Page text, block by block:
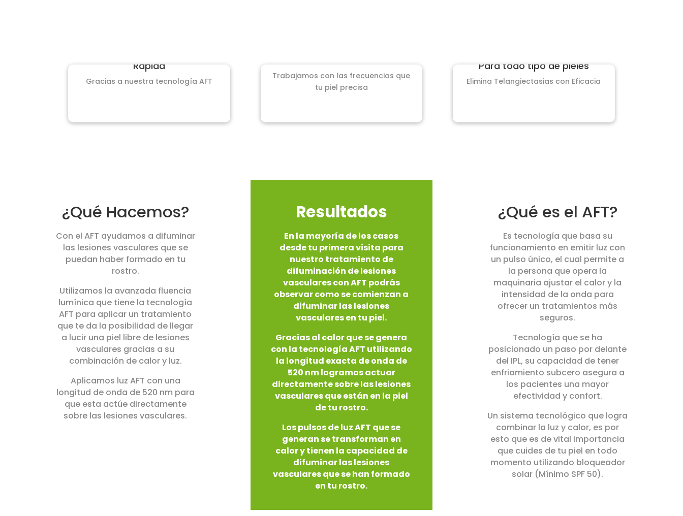
Rápida
Gracias a nuestra tecnología AFT
Trabajamos con las frecuencias que
tu piel precisa
Para todo tipo de pieles
Elimina Telangiectasias con Eficacia
¿Qué Hacemos?
Con el AFT ayudamos a difuminar
las lesiones vasculares que se
puedan haber formado en tu
rostro.
Utilizamos la avanzada fluencia
lumínica que tiene la tecnología
AFT para aplicar un tratamiento
que te da la posibilidad de llegar
a lucir una piel libre de lesiones
vasculares gracias a su
combinación de calor y luz.
Aplicamos luz AFT con una
longitud de onda de 520 nm para
que esta actúe directamente
sobre las lesiones vasculares.
Resultados
En la mayoría de los casos
desde tu primera visita para
nuestro tratamiento de
difuminación de lesiones
vasculares con AFT podrás
observar como se comienzan a
difuminar las lesiones
vasculares en tu piel.
Gracias al calor que se genera
con la tecnología AFT utilizando
la longitud exacta de onda de
520 nm logramos actuar
directamente sobre las lesiones
vasculares que están en la piel
de tu rostro.
Los pulsos de luz AFT que se
generan se transforman en
calor y tienen la capacidad de
difuminar las lesiones
vasculares que se han formado
en tu rostro.
¿Qué es el AFT?
Es tecnología que basa su
funcionamiento en emitir luz con
un pulso único, el cual permite a
la persona que opera la
maquinaria ajustar el calor y la
intensidad de la onda para
ofrecer un tratamientos más
seguros.
Tecnología que se ha
posicionado un paso por delante
del IPL, su capacidad de tener
enfriamiento subcero asegura a
los pacientes una mayor
efectividad y confort.
Un sistema tecnológico que logra
combinar la luz y calor, es por
esto que es de vital importancia
que cuides de tu piel en todo
momento utilizando bloqueador
solar (Mínimo SPF 50).